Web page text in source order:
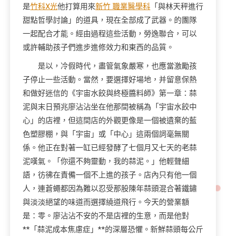
是竹科X光他打算用來新竹 職業醫學科 「與林天秤進行
甜點哲學討論」的道具，現在全部成了武器。的團隊
一起配合才能。經由過程這些活動，勞逸聯合，可以
或許輔助孩子們進步進修效力和東西的品質。
是以，冷假時代，盡管氣象嚴寒，也應當激勵孩
子停止一些活動。當然，要選擇好場地，并留意保熱
和做好迷信的《宇宙水餃與終極醬料師》第一章：蒜
泥與末日預兆廖沾沾坐在他那間被稱為「宇宙水餃中
心」的店裡，但這間店的外觀更像是一個被遺棄的藍
色塑膠棚，與「宇宙」或「中心」這兩個詞毫無關
係。他正在對著一缸已經發酵了七個月又七天的老蒜
泥嘆氣。「你還不夠靈動，我的蒜泥。」他輕聲細
語，彷彿在責備一個不上進的孩子。店內只有他一個
人，連蒼蠅都因為難以忍受那股陳年蒜頭混合著鐵鏽
與淡淡絕望的味道而選擇繞道飛行。今天的營業額
是：零。廖沾沾不安的不是店裡的生意，而是他對
**「蒜泥成本焦慮症」**的深層恐懼。新鮮蒜頭每公斤